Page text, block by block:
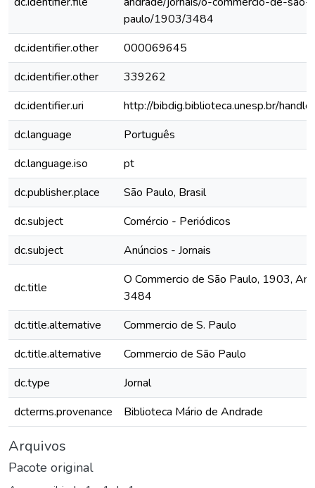
paulo/1903/3484
dc.identifier.other
000069645
dc.identifier.other
339262
dc.identifier.uri
http://bibdig.biblioteca.unesp.br/
dc.language
Português
dc.language.iso
pt
dc.publisher.place
São Paulo, Brasil
dc.subject
Comércio - Periódicos
dc.subject
Anúncios - Jornais
dc.title
O Commercio de São Paulo, 1903,
3484
dc.title.alternative
Commercio de S. Paulo
dc.title.alternative
Commercio de São Paulo
dc.type
Jornal
dcterms.provenance
Biblioteca Mário de Andrade
Arquivos
Pacote original